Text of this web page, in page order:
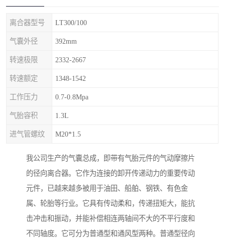
离合器型号 LT300/100
气囊外径 392mm
转速极限 2332-2667
转速额定 1348-1542
工作压力 0.7-0.8Mpa
气胎容积 1.3L
进气管螺纹 M20*1.5
我公司生产的气囊总成，即带有气胎元件的气动摩擦片
的径向离合器。它作为连接的卸开传递动力的重要传动
元件，已越来越多被用于油田、船舶、钢铁、有色金
属、轮胎等行业。它具有传动柔和，传递扭矩大，能抗
击冲击和振动，并能补偿相连两轴间不大的不平行度和
不同轴度。它可分为普通型和通风型两种。普通型径向